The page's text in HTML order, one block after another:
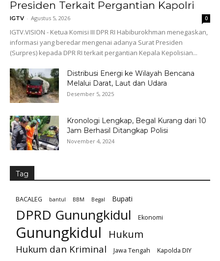
Presiden Terkait Pergantian Kapolri
IGTV - Agustus 5, 2026 0
IGTV.VISION - Ketua Komisi III DPR RI Habiburokhman menegaskan,
informasi yang beredar mengenai adanya Surat Presiden
(Surpres) kepada DPR RI terkait pergantian Kepala Kepolisian...
Distribusi Energi ke Wilayah Bencana
Melalui Darat, Laut dan Udara
Desember 5, 2025
Kronologi Lengkap, Begal Kurang dari 10
Jam Berhasil Ditangkap Polisi
November 4, 2024
Tag
BACALEG bantul BBM Begal Bupati
DPRD Gunungkidul Ekonomi
Gunungkidul Hukum
Hukum dan Kriminal Jawa Tengah
Kapolda DIY